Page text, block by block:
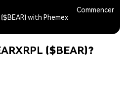
with Phemex
Commencer
($BEAR)?